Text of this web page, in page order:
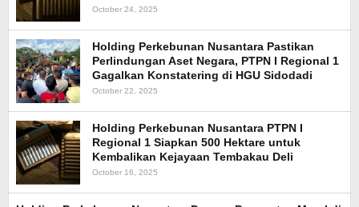
October 24, 2025
Holding Perkebunan Nusantara Pastikan
Perlindungan Aset Negara, PTPN I Regional 1
Gagalkan Konstatering di HGU Sidodadi
October 22, 2025
Holding Perkebunan Nusantara PTPN I
Regional 1 Siapkan 500 Hektare untuk
Kembalikan Kejayaan Tembakau Deli
October 16, 2025